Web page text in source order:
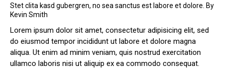
Stet clita kasd gubergren, no sea sanctus est labore et dolore. By
Kevin Smith
Lorem ipsum dolor sit amet, consectetur adipisicing elit, sed
do eiusmod tempor incididunt ut labore et dolore magna
aliqua. Ut enim ad minim veniam, quis nostrud exercitation
ullamco laboris nisi ut aliquip ex ea commodo consequat.